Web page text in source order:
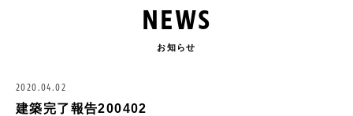
NEWS
お知らせ
2020.04.02
建築完了報告200402